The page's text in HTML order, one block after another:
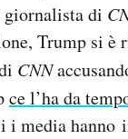
giornalista di
Trump si è
CNN
ce l’ha da
i media hanno